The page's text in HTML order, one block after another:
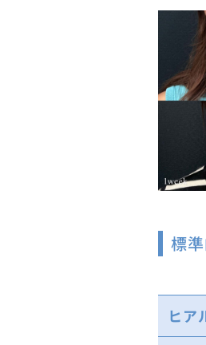
標
ヒア